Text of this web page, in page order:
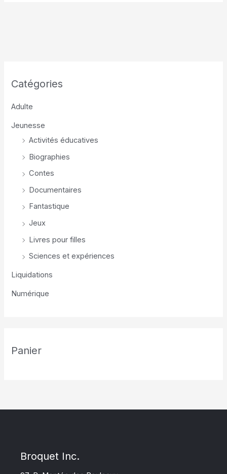
Catégories
Adulte
Jeunesse
Activités éducatives
Biographies
Contes
Documentaires
Fantastique
Jeux
Livres pour filles
Sciences et expériences
Liquidations
Numérique
Panier
Broquet Inc.